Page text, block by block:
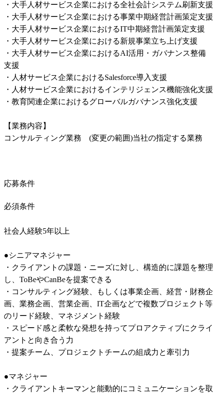
・大手人材サービス企業における全社会計システム刷新支援
・大手人材サービス企業における事業中期経営計画策定支援
・大手人材サービス企業におけるIT中期経営計画策定支援
・大手人材サービス企業における新規事業立ち上げ支援
・大手人材サービス企業におけるAI活用・ガバナンス整備
支援
・人材サービス企業におけるSalesforce導入支援
・人材サービス企業におけるインテリジェンス機能強化支援
・教育関連企業におけるグローバルガバナンス強化支援
【業務内容】
コンサルティング業務　(変更の範囲)当社の指定する業務
応募条件
必須条件
社会人経験5年以上
●シニアマネジャー
・クライアントの課題・ニーズに対し、構造的に課題を整理
し、ToBeやCanBeを提案できる
・コンサルティング経験、もしくは事業企画、経営・財務企
画、業務企画、営業企画、IT企画などで複数プロジェクト等
のリード経験、マネジメント経験
・スピード感と柔軟な発想を持ってプロアクティブにクライ
アントと向き合う力
・提案チーム、プロジェクトチームの組成力と牽引力
●マネジャー
・クライアントキーマンと能動的にコミュニケーションを取